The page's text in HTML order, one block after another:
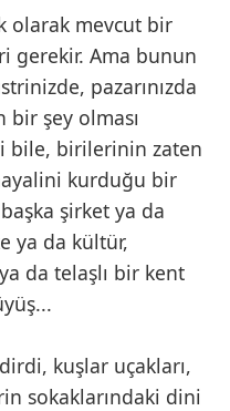
olarak mevcut bir
gerekir. Ama bunun
pazarınızda
şey olması
bile, birilerinin zaten
kurduğu bir
şirket ya da
ya da kültür,
da telaşlı bir kent
kuşlar uçakları,
sokaklarındaki dini